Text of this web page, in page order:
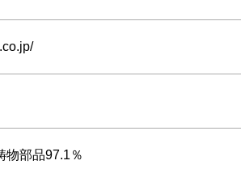
物部品97.1％